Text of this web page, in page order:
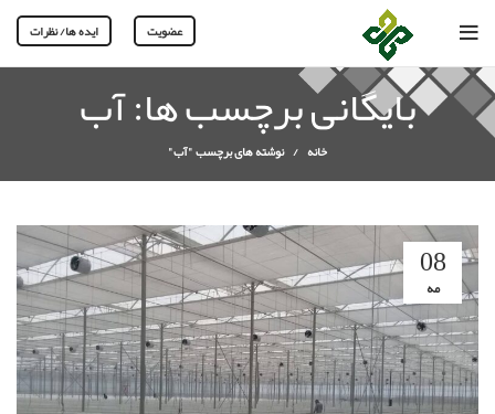
عضویت ایده ها/ نظرات
بایگانی برچسب ها: آب
خانه نوشته های برچسب "آب"
08
مه